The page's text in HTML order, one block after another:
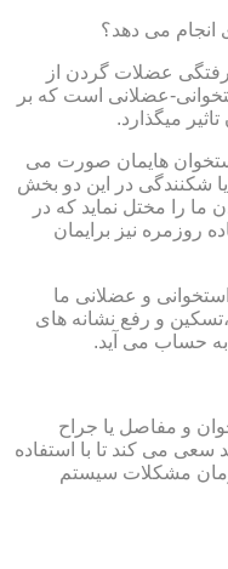
می دهد؟
عضلات گردن از
عضلانی است که بر
میگذارد.
هایمان صورت می
شکنندگی در این دو بخش
را مختل نماید که در
روزمره نیز برایمان
و عضلانی ما
و رفع نشانه های
حساب می آید.
و مفاصل یا جراح
سعی می کند تا با استفاده
مشکلات سیستم